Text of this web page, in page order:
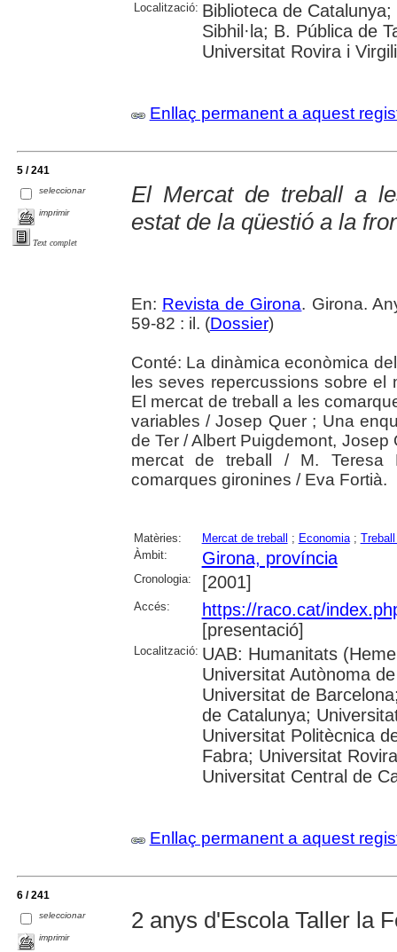
Localització: Biblioteca de
Sibhil·la; B. Pública de
Universitat Rovira i Virgili
Enllaç permanent a aquest
5 / 241
seleccionar
imprimir
Text complet
El Mercat de treball a
estat de la qüestió a la
En: Revista de Girona. Girona.
59-82 : il. (Dossier)
Conté: La dinàmica econòmica
les seves repercussions sobre el
El mercat de treball a les
variables / Josep Quer ; Una
de Ter / Albert Puigdemont,
mercat de treball / M.
comarques gironines / Eva Fortià.
Matèries: Mercat de treball ; Economia;
Àmbit:
Girona, província
Cronologia: [2001]
Accés:
https://raco.cat/
[presentació]
Localització: UAB: Humanitats
Universitat Autònoma
Universitat de
de Catalunya;
Universitat Politècnica
Fabra; Universitat
Universitat Central de
Enllaç permanent a aquest
6 / 241
seleccionar
imprimir
2 anys d'Escola Taller la